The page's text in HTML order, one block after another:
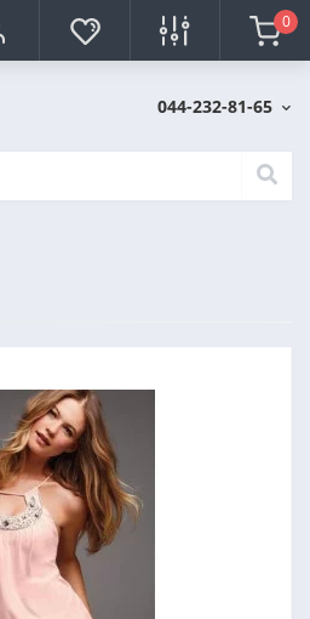
0
044-232-81-65